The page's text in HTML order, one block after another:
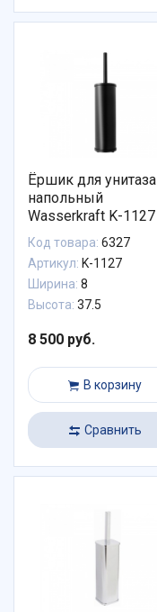
Ёршик для унитаза
напольный
Wasserkraft K-1127
Код товара: 6327
Артикул: K-1127
Ширина: 8
Высота: 37.5
8 500 руб.
В корзину
Сравнить